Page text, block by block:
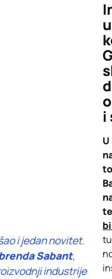
i jedan novitet.
Sabant,
industrije
i